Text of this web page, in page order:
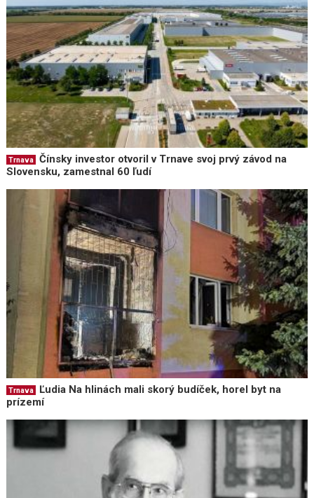
Trnava
Čínsky investor otvoril v Trnave svoj prvý závod na
Slovensku, zamestnal 60 ľudí
Trnava
Ľudia Na hlinách mali skorý budíček, horel byt na
prízemí